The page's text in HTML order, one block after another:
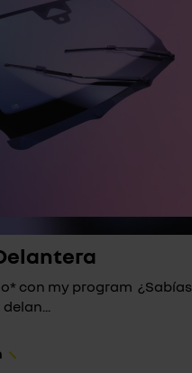
con my program ¿Sabías